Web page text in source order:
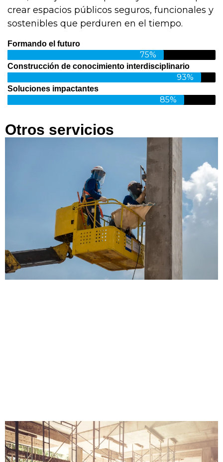
crear espacios públicos seguros, funcionales y
sostenibles que perduren en el tiempo.
Formando el futuro
75%
Construcción de conocimiento interdisciplinario
93%
Soluciones impactantes
85%
Otros servicios